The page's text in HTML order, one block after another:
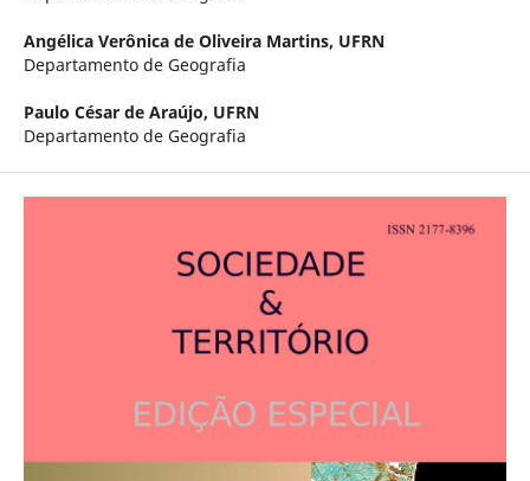
Angélica Verônica de Oliveira Martins, UFRN
Departamento de Geografia
Paulo César de Araújo, UFRN
Departamento de Geografia